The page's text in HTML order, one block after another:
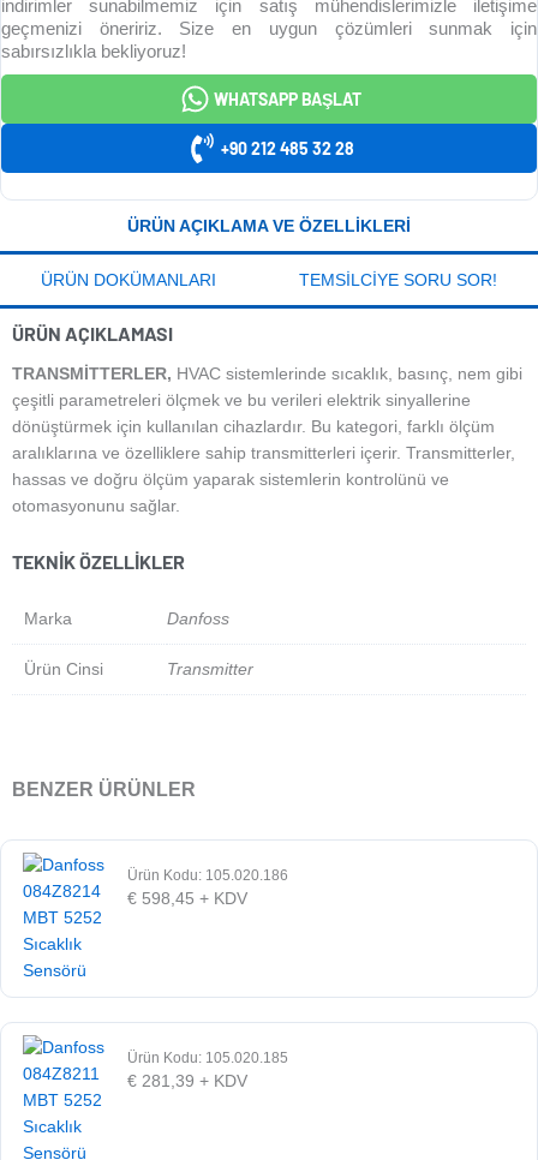
indirimler sunabilmemiz için satış mühendislerimizle iletişime
geçmenizi öneririz. Size en uygun çözümleri sunmak için
sabırsızlıkla bekliyoruz!
WHATSAPP BAŞLAT
+90 212 485 32 28
ÜRÜN AÇIKLAMA VE ÖZELLIKLERI
ÜRÜN DOKÜMANLARI TEMSILCIYE SORU SOR!
ÜRÜN AÇIKLAMASI
TRANSMITTERLER, HVAC sistemlerinde sıcaklık, basınç, nem gibi
çeşitli parametreleri ölçmek ve bu verileri elektrik sinyallerine
dönüştürmek için kullanılan cihazlardır. Bu kategori, farklı ölçüm
aralıklarına ve özelliklere sahip transmitterleri içerir. Transmitterler,
hassas ve doğru ölçüm yaparak sistemlerin kontrolünü ve
otomasyonunu sağlar.
TEKNIK ÖZELLIKLER
Marka Danfoss
Ürün Cinsi Transmitter
BENZER ÜRÜNLER
Ürün Kodu: 105.020.186
€ 598,45 + KDV
Ürün Kodu: 105.020.185
€ 281,39 + KDV